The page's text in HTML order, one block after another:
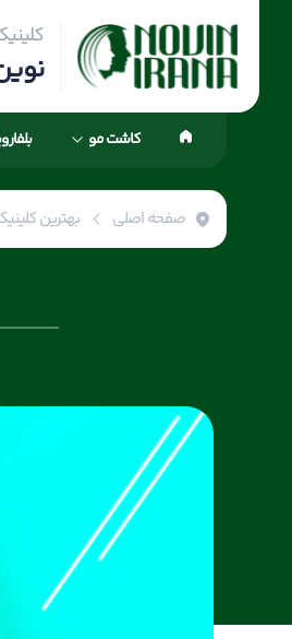
کاشت مو
صفحه اصلی بهترین